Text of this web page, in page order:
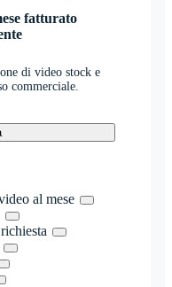
fatturato
di video stock e
commerciale.
al mese